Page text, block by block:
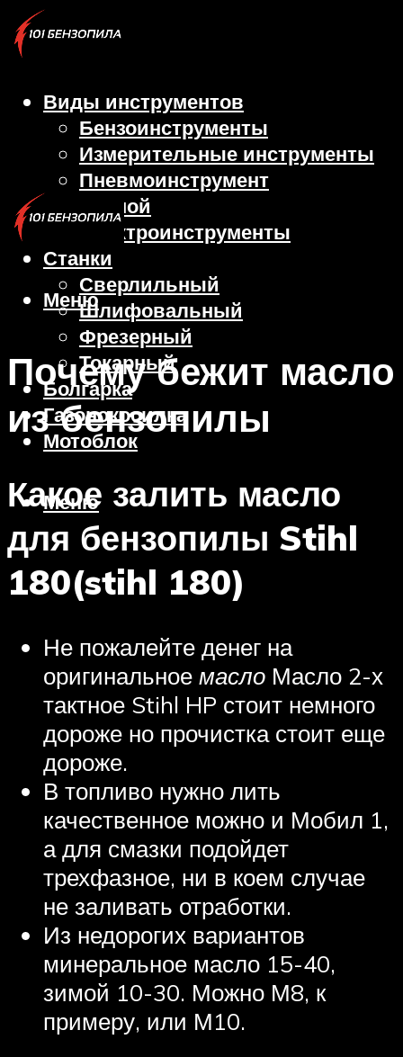
Виды инструментов
Бензоинструменты
Измерительные инструменты
Пневмоинструмент
Ручной
Электроинструменты
Станки
Сверлильный
Шлифовальный
Фрезерный
Токарный
Болгарка
Газонокосилка
Мотоблок
Меню
Меню
Почему бежит масло
из бензопилы
Какое залить масло
для бензопилы Stihl
180(stihl 180)
Не пожалейте денег на
оригинальное масло Масло 2-х
тактное Stihl HP стоит немного
дороже но прочистка стоит еще
дороже.
В топливо нужно лить
качественное можно и Мобил 1,
а для смазки подойдет
трехфазное, ни в коем случае
не заливать отработки.
Из недорогих вариантов
минеральное масло 15-40,
зимой 10-30. Можно М8, к
примеру, или М10.